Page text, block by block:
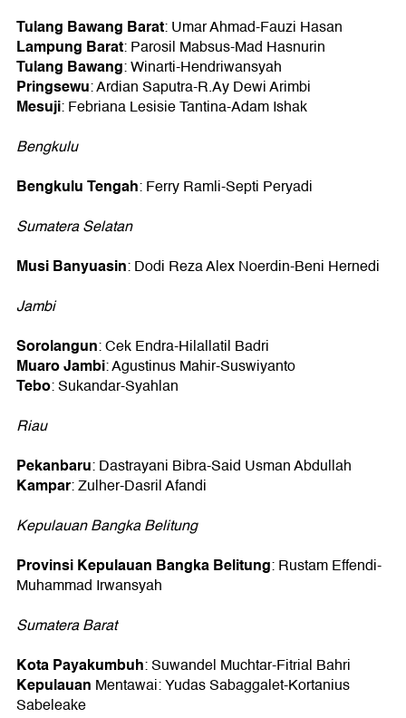
Tulang Bawang Barat: Umar Ahmad-Fauzi Hasan
Lampung Barat: Parosil Mabsus-Mad Hasnurin
Tulang Bawang: Winarti-Hendriwansyah
Pringsewu: Ardian Saputra-R.Ay Dewi Arimbi
Mesuji: Febriana Lesisie Tantina-Adam Ishak
Bengkulu
Bengkulu Tengah: Ferry Ramli-Septi Peryadi
Sumatera Selatan
Musi Banyuasin: Dodi Reza Alex Noerdin-Beni Hernedi
Jambi
Sorolangun: Cek Endra-Hilallatil Badri
Muaro Jambi: Agustinus Mahir-Suswiyanto
Tebo: Sukandar-Syahlan
Riau
Pekanbaru: Dastrayani Bibra-Said Usman Abdullah
Kampar: Zulher-Dasril Afandi
Kepulauan Bangka Belitung
Provinsi Kepulauan Bangka Belitung: Rustam Effendi-
Muhammad Irwansyah
Sumatera Barat
Kota Payakumbuh: Suwandel Muchtar-Fitrial Bahri
Kepulauan Mentawai: Yudas Sabaggalet-Kortanius
Sabeleake